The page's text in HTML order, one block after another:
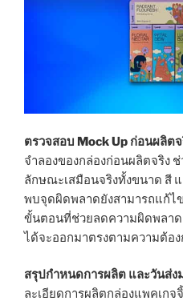
ตรวจสอบ Mock Up ก่อนผลิตจ
จำลองของกล่องก่อนผลิตจริง
ลักษณะเสมือนจริงทั้งขนาด สี
พบจุดผิดพลาดยังสามารถแก้ไ
ขั้นตอนที่ช่วยลดความผิดพลาด
ได้จะออกมาตรงตามความต้อ
สรุปกำหนดการผลิต และวันส่ง
ละเอียดการผลิตกล่องแพคเกจ